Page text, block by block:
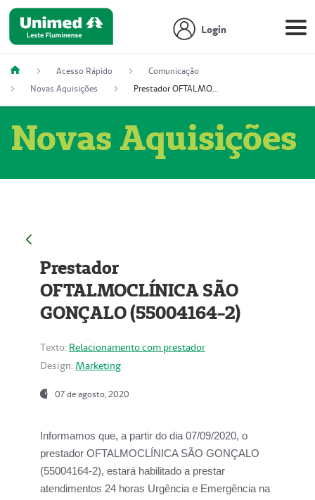
Login
Acesso Rápido
Comunicação
Novas Aquisições
Prestador OFTALMOCLÍNICA SÃO GONÇALO (55004164-2)
Novas Aquisições
Prestador
OFTALMOCLÍNICA SÃO
GONÇALO (55004164-2)
Texto: Relacionamento com prestador
Design: Marketing
07 de agosto, 2020
Informamos que, a partir do dia07/09/2020, o
prestador OFTALMOCLÍNICA SÃO GONÇALO
(55004164-2), estará habilitado a prestar
atendimentos 24 horas Urgência e Emergência na